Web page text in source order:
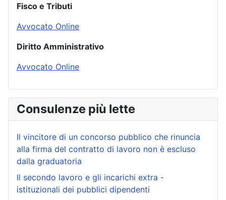
Fisco e Tributi
Avvocato Online
Diritto Amministrativo
Avvocato Online
Consulenze più lette
Il vincitore di un concorso pubblico che rinuncia
alla firma del contratto di lavoro non è escluso
dalla graduatoria
Il secondo lavoro e gli incarichi extra -
istituzionali dei pubblici dipendenti